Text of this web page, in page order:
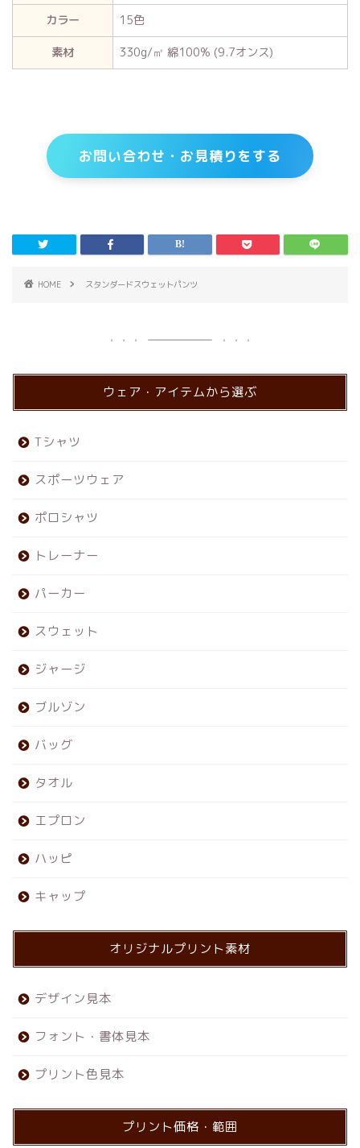
カラー
15色
素材
330g/㎡ 綿100% (9.7オンス)
お問い合わせ・お見積りをする
HOME スタンダードスウェットパンツ
ウェア・アイテムから選ぶ
Tシャツ
スポーツウェア
ポロシャツ
トレーナー
パーカー
スウェット
ジャージ
ブルゾン
バッグ
タオル
エプロン
ハッピ
キャップ
オリジナルプリント素材
デザイン見本
フォント・書体見本
プリント色見本
プリント価格・範囲